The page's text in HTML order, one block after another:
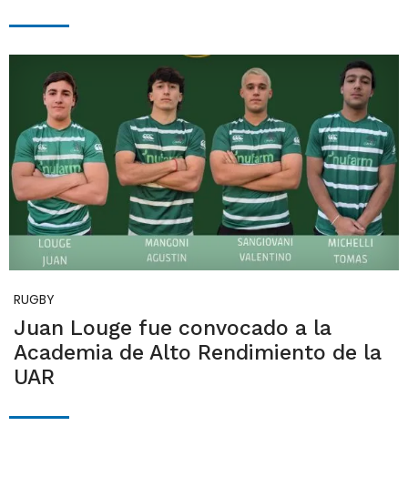
RUGBY
Juan Louge fue convocado a la
Academia de Alto Rendimiento de la
UAR